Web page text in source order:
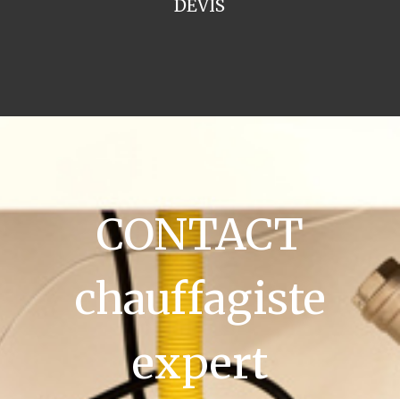
DEVIS
CONTACT
chauffagiste
expert